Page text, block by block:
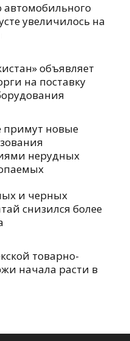
автомобильного
увеличилось на
объявляет
на поставку
примут новые
нерудных
и черных
снизился более
товарно-
начала расти в